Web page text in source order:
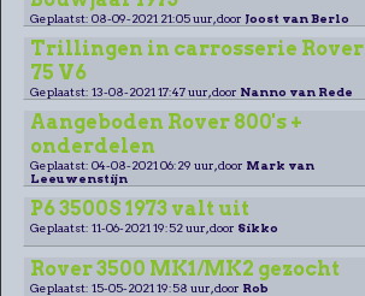
Geplaatst: 08-09-2021 21:05 uur, door Joost van Berlo
Trillingen in carrosserie Rover
75 V6
Geplaatst: 13-08-2021 17:47 uur, door Nanno van Rede
Aangeboden Rover 800's +
onderdelen
Geplaatst: 04-08-2021 06:29 uur, door Mark van
Leeuwenstijn
P6 3500S 1973 valt uit
Geplaatst: 11-06-2021 19:52 uur, door Sikko
Rover 3500 MK1/MK2 gezocht
Geplaatst: 15-05-2021 19:58 uur, door Rob